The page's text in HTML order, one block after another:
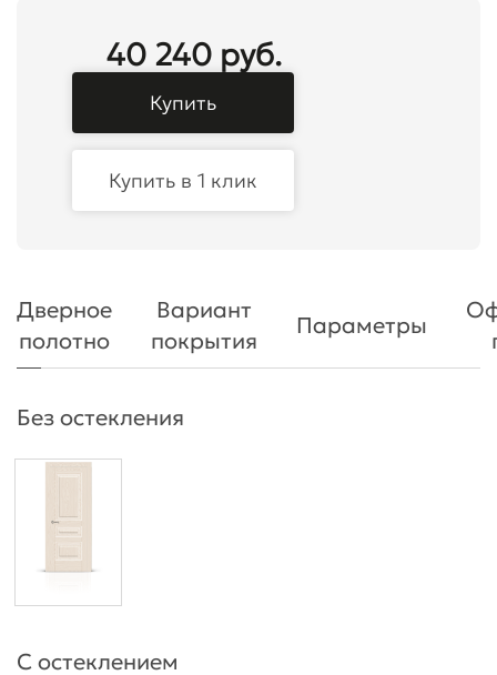
40 240 руб.
Купить
Купить в 1 клик
Дверное
полотно
Вариант
покрытия
Параметры
Без остекления
С остеклением